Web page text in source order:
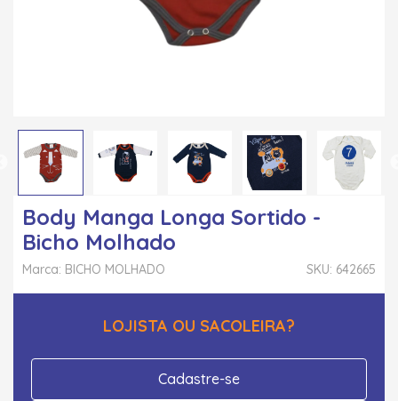
Body Manga Longa Sortido -
Bicho Molhado
SKU: 642665
Marca: BICHO MOLHADO
LOJISTA OU SACOLEIRA?
Cadastre-se